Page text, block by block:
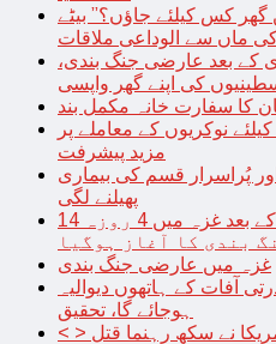
کس کیلئے جاؤں؟” بیٹے
ماں سے الوداعی ملاقات
کے بعد عارضی جنگ بندی،
کی اپنے گھر واپسی
کا سفارت خانہ مکمل بند
نوکریوں کے معاملے پر
مزید پیشرفت
اور پُراسرار قسم کی بیماری
پھیلنے لگی
14 ہزار فلسطینیوں کی شہادت کے بعد غزہ میں 4 روزہ
بندی کا آغاز ہوگیا
غزہ میں عارضی جنگ بندی
قدرتی آفات کے ہاتھوں دیوالیہ
ہوجائے گا، تحقیق
< > مودی کیلیے نئی پریشانی؛ امریکا نے سکھ رہنما قتل